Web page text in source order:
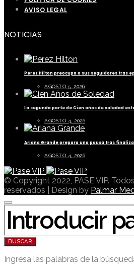
AVISO LEGAL
NOTICIAS
Perez Hilton preocupa a sus seguidores tras
AGOSTO 5, 2026
La segunda parte de Cien años de soledad
AGOSTO 4, 2026
Ariana Grande prepara una pausa tras
AGOSTO 4, 2026
© Copyright 2022, PASE VIP.
reservados | Design by Palmar
BUSCAR POR:
BUSCAR
Ingresa las palabras de la